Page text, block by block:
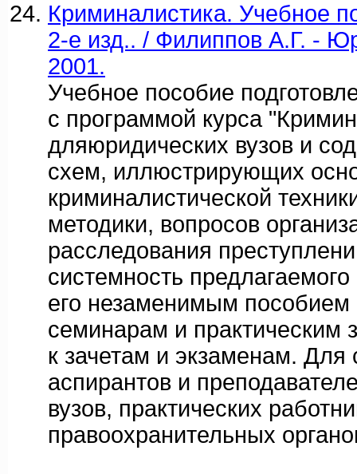
Криминалистика. Учебное
2-е изд.. / Филиппов А.Г. -
2001.
Учебное пособие
с программой курса
дляюридических вузов и
схем, иллюстрирующих
криминалистической
методики, вопросов
расследования
системность
его незаменимым пособием
семинарам и практическим
к зачетам и экзаменам. Для
аспирантов и
вузов, практических
правоохранительных